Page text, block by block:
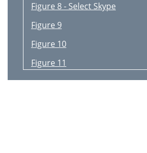
Figure 8 - Select Skype
Figure 9
Figure 10
Figure 11
Using TechniFon i1 with Skype